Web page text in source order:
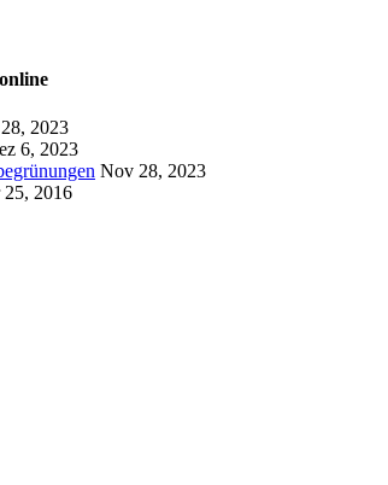
2023
6, 2023
Nov 28, 2023
2016